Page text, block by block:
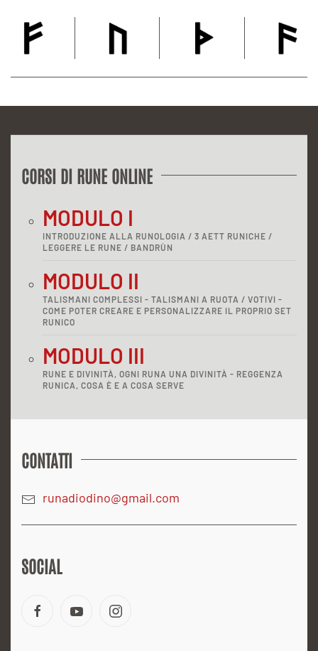
CORSI DI RUNE ONLINE
MODULO I
INTRODUZIONE ALLA RUNOLOGIA / 3 AETT RUNICHE /
LEGGERE LE RUNE / BANDRÙN
MODULO II
TALISMANI COMPLESSI - TALISMANI A RUOTA / VOTIVI -
COME POTER CREARE E PERSONALIZZARE IL PROPRIO SET
RUNICO
MODULO III
RUNE E DIVINITÀ, OGNI RUNA UNA DIVINITÀ - REGGENZA
RUNICA, COSA È E A COSA SERVE
CONTATTI
runadiodino@gmail.com
SOCIAL